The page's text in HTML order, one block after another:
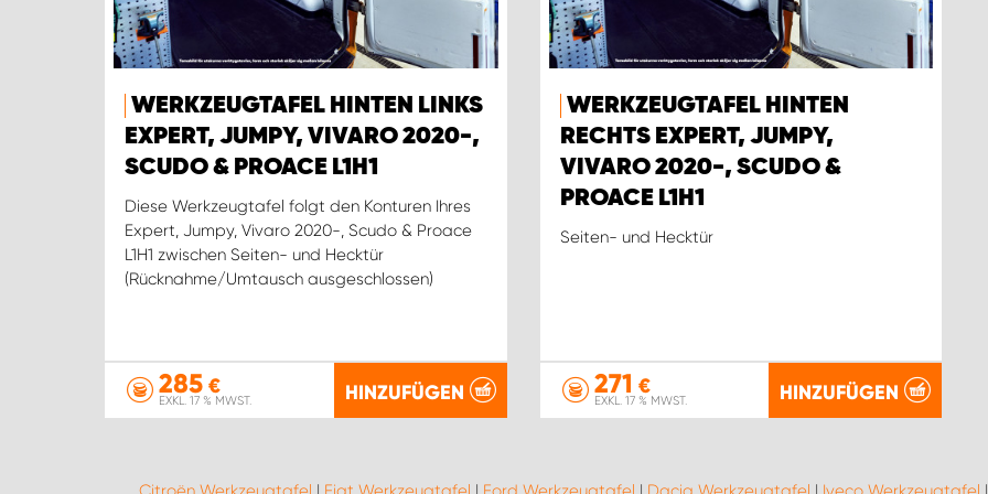
WERKZEUGTAFEL HINTEN LINKS
EXPERT, JUMPY, VIVARO 2020-,
SCUDO & PROACE L1H1
Diese Werkzeugtafel folgt den Konturen Ihres
Expert, Jumpy, Vivaro 2020-, Scudo & Proace
L1H1 zwischen Seiten- und Hecktür
(Rücknahme/Umtausch ausgeschlossen)
285 €
EXKL. 17 % MWST. HINZUFÜGEN
WERKZEUGTAFEL HINTEN
RECHTS EXPERT, JUMPY,
VIVARO 2020-, SCUDO &
PROACE L1H1
Seiten- und Hecktür
271 €
EXKL. 17 % MWST. HINZUFÜGEN